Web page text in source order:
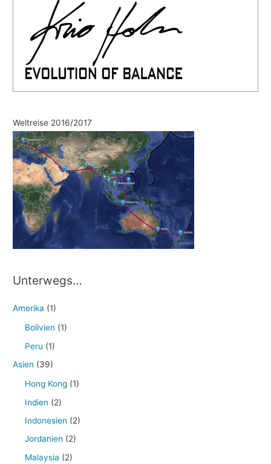
Weltreise 2016/2017
Unterwegs…
Amerika (1)
Bolivien (1)
Peru (1)
Asien (39)
Hong Kong (1)
Indien (2)
Indonesien (2)
Jordanien (2)
Malaysia (2)